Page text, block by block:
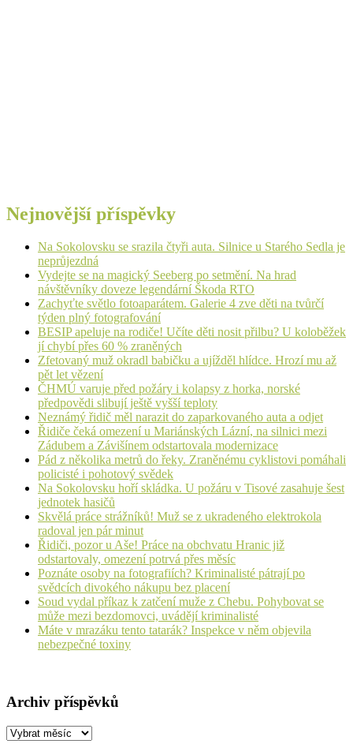
Nejnovější příspěvky
Na Sokolovsku se srazila čtyři auta. Silnice u Starého Sedla je
neprůjezdná
Vydejte se na magický Seeberg po setmění. Na hrad
návštěvníky doveze legendární Škoda RTO
Zachyťte světlo fotoaparátem. Galerie 4 zve děti na tvůrčí
týden plný fotografování
BESIP apeluje na rodiče! Učíte děti nosit přilbu? U koloběžek
jí chybí přes 60 % zraněných
Zfetovaný muž okradl babičku a ujížděl hlídce. Hrozí mu až
pět let vězení
ČHMÚ varuje před požáry i kolapsy z horka, norské
předpovědi slibují ještě vyšší teploty
Neznámý řidič měl narazit do zaparkovaného auta a odjet
Řidiče čeká omezení u Mariánských Lázní, na silnici mezi
Zádubem a Závišínem odstartovala modernizace
Pád z několika metrů do řeky. Zraněnému cyklistovi pomáhali
policisté i pohotový svědek
Na Sokolovsku hoří skládka. U požáru v Tisové zasahuje šest
jednotek hasičů
Skvělá práce strážníků! Muž se z ukradeného elektrokola
radoval jen pár minut
Řidiči, pozor u Aše! Práce na obchvatu Hranic již
odstartovaly, omezení potrvá přes měsíc
Poznáte osoby na fotografiích? Kriminalisté pátrají po
svědcích divokého nákupu bez placení
Soud vydal příkaz k zatčení muže z Chebu. Pohybovat se
může mezi bezdomovci, uvádějí kriminalisté
Máte v mrazáku tento tatarák? Inspekce v něm objevila
nebezpečné toxiny
Archiv příspěvků
Archiv